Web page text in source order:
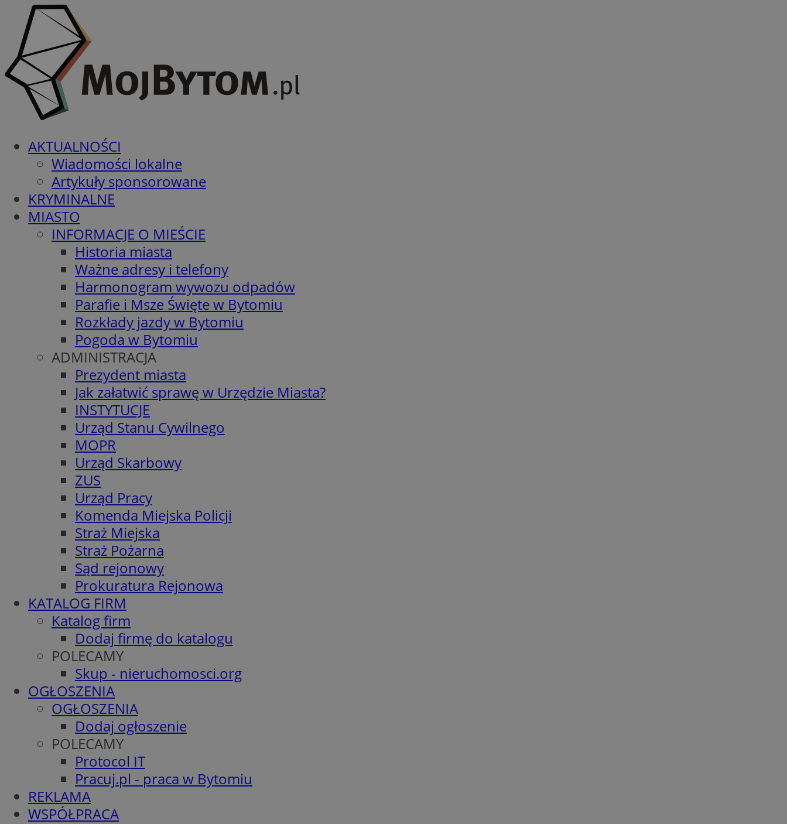
AKTUALNOŚCI
Wiadomości lokalne
Artykuły sponsorowane
KRYMINALNE
MIASTO
INFORMACJE O MIEŚCIE
Historia miasta
Ważne adresy i telefony
Harmonogram wywozu odpadów
Parafie i Msze Święte w Bytomiu
Rozkłady jazdy w Bytomiu
Pogoda w Bytomiu
ADMINISTRACJA
Prezydent miasta
Jak załatwić sprawę w Urzędzie Miasta?
INSTYTUCJE
Urząd Stanu Cywilnego
MOPR
Urząd Skarbowy
ZUS
Urząd Pracy
Komenda Miejska Policji
Straż Miejska
Straż Pożarna
Sąd rejonowy
Prokuratura Rejonowa
KATALOG FIRM
Katalog firm
Dodaj firmę do katalogu
POLECAMY
Skup - nieruchomosci.org
OGŁOSZENIA
OGŁOSZENIA
Dodaj ogłoszenie
POLECAMY
Protocol IT
Pracuj.pl - praca w Bytomiu
REKLAMA
WSPÓŁPRACA